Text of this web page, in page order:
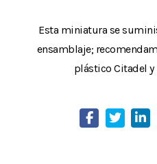
Esta miniatura se
ensamblaje;
plástico Citadel